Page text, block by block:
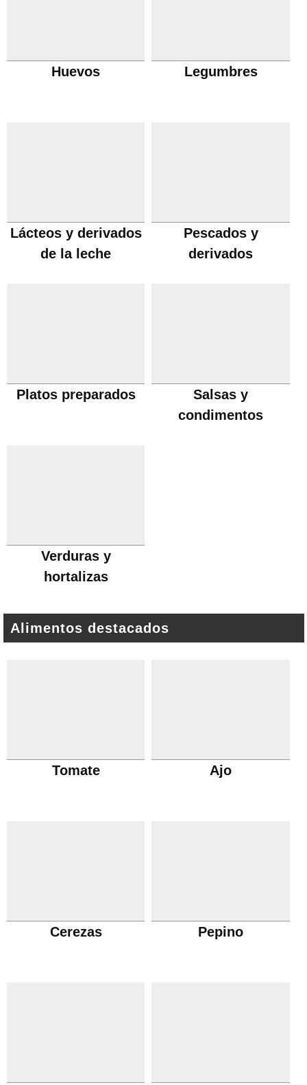
Huevos Legumbres
Lácteos y derivados
de la leche
Pescados y
derivados
Platos preparados
Salsas y
condimentos
Verduras y
hortalizas
Alimentos destacados
Tomate Ajo
Cerezas Pepino